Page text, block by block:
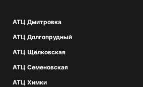
АТЦ Дмитровка
АТЦ Долгопрудный
АТЦ Щёлковская
АТЦ Семеновская
АТЦ Химки